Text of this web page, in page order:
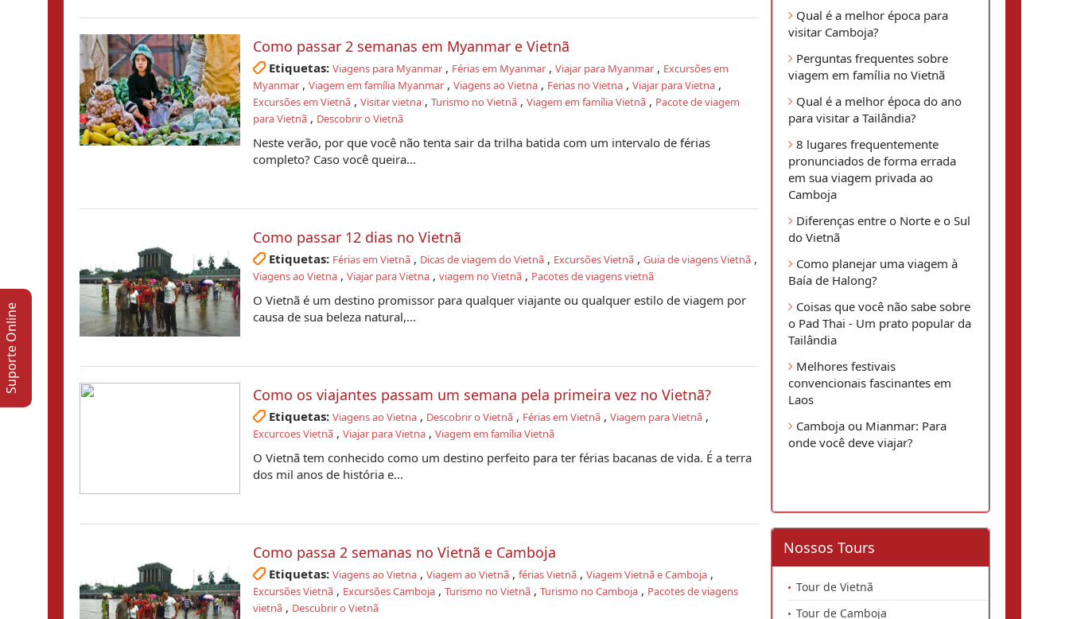
Como passar 2 semanas em Myanmar e Vietnã
Etiquetas: Viagens para Myanmar, Férias em Myanmar, Viajar para Myanmar, Excursões em
Myanmar, Viagem em família Myanmar, Viagens ao Vietna, Ferias no Vietna, Viajar para Vietna,
Excursões em Vietnã, Visitar vietna, Turismo no Vietnã, Viagem em família Vietnã, Pacote de viagem
para Vietnã, Descobrir o Vietnã
Neste verão, por que você não tenta sair da trilha batida com um intervalo de férias
completo? Caso você queira...
Como passar 12 dias no Vietnã
Etiquetas: Férias em Vietnã, Dicas de viagem do Vietnã, Excursões Vietnã, Guia de viagens Vietnã,
Viagens ao Vietna, Viajar para Vietna, viagem no Vietnã, Pacotes de viagens vietnã
O Vietnã é um destino promissor para qualquer viajante ou qualquer estilo de viagem por
causa de sua beleza natural,...
Como os viajantes passam um semana pela primeira vez no Vietnã?
Etiquetas: Viagens ao Vietna, Descobrir o Vietnã, Férias em Vietnã, Viagem para Vietnã,
Excurcoes Vietnã, Viajar para Vietna, Viagem em família Vietnã
O Vietnã tem conhecido como um destino perfeito para ter férias bacanas de vida. É a terra
dos mil anos de história e...
Como passa 2 semanas no Vietnã e Camboja
Etiquetas: Viagens ao Vietna, Viagem ao Vietnã, férias Vietnã, Viagem Vietnã e Camboja,
Excursões Vietnã, Excursões Camboja, Turismo no Vietnã, Turismo no Camboja, Pacotes de viagens
vietnã, Descubrir o Vietnã
Qual é a melhor época para
visitar Camboja?
Perguntas frequentes sobre
viagem em família no Vietnã
Qual é a melhor época do ano
para visitar a Tailândia?
8 lugares frequentemente
pronunciados de forma errada
em sua viagem privada ao
Camboja
Diferenças entre o Norte e o Sul
do Vietnã
Como planejar uma viagem à
Baía de Halong?
Coisas que você não sabe sobre
o Pad Thai - Um prato popular da
Tailândia
Melhores festivais
convencionais fascinantes em
Laos
Camboja ou Mianmar: Para
onde você deve viajar?
Nossos Tours
Tour de Vietnã
Tour de Camboja
Suporte Online